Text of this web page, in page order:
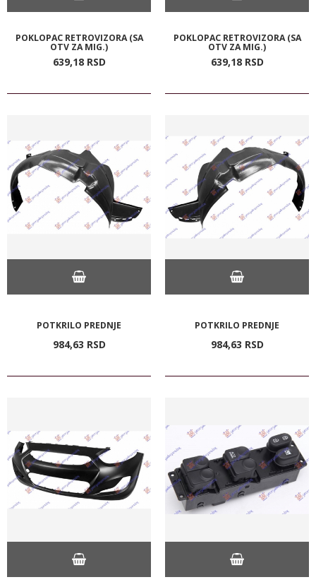
POKLOPAC RETROVIZORA (SA
OTV ZA MIG.)
639,18 RSD
POKLOPAC RETROVIZORA (SA
OTV ZA MIG.)
639,18 RSD
POTKRILO PREDNJE
984,63 RSD
POTKRILO PREDNJE
984,63 RSD